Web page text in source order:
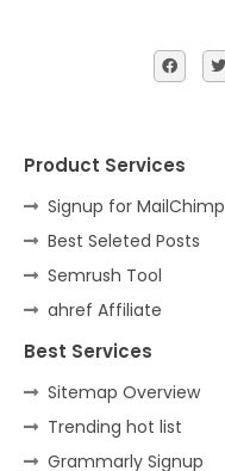
Product Services
Signup for MailChimp
Best Seleted Posts
Semrush Tool
ahref Affiliate
Best Services
Sitemap Overview
Trending hot list
Grammarly Signup